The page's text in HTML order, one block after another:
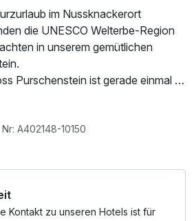
im Nussknackerort
die UNESCO Welterbe-Region
in unserem gemütlichen
Purschenstein ist gerade einmal 5
vom Büfett im
können Sie gern über das
/ Internetnutzung
Nr: A402148-10150
Kontakt zu unseren Hotels ist für